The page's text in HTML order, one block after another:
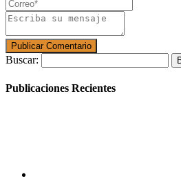
Buscar:
Publicaciones Recientes